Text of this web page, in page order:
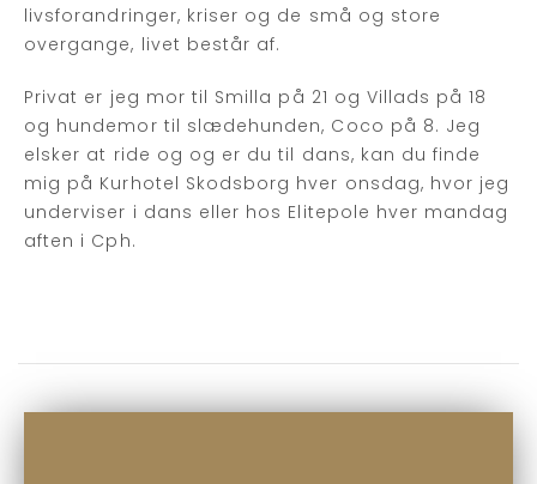
livsforandringer, kriser og de små og store
overgange, livet består af.
Privat er jeg mor til Smilla på 21 og Villads på 18
og hundemor til slædehunden, Coco på 8. Jeg
elsker at ride og og er du til dans, kan du finde
mig på Kurhotel Skodsborg hver onsdag, hvor jeg
underviser i dans eller hos Elitepole hver mandag
aften i Cph.